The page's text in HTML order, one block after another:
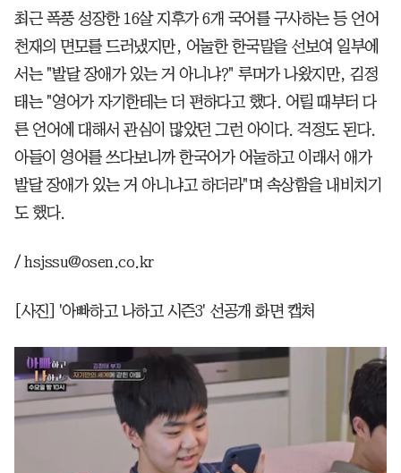
최근 폭풍 성장한 16살 지후가 6개 국어를 구사하는 등 언어
천재의 면모를 드러냈지만, 어눌한 한국말을 선보여 일부에
서는 "발달 장애가 있는 거 아니냐?" 루머가 나왔지만, 김정
태는 "영어가 자기한테는 더 편하다고 했다. 어릴 때부터 다
른 언어에 대해서 관심이 많았던 그런 아이다. 걱정도 된다.
아들이 영어를 쓰다보니까 한국어가 어눌하고 이래서 애가
발달 장애가 있는 거 아니냐고 하더라"며 속상함을 내비치기
도 했다.
/ hsjssu@osen.co.kr
[사진] '아빠하고 나하고 시즌3' 선공개 화면 캡처